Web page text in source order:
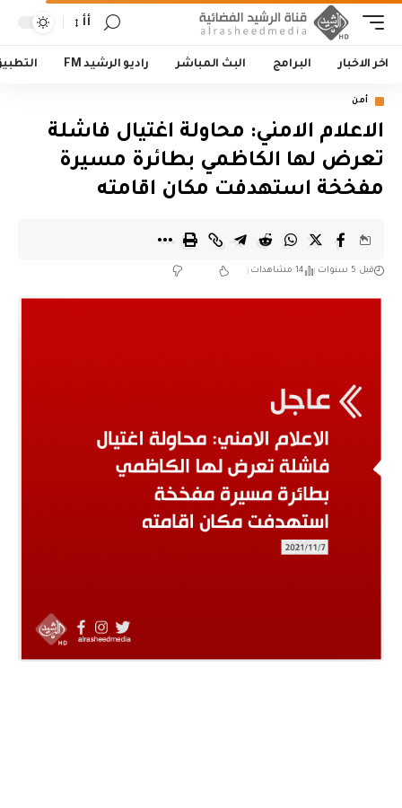
أأ
اخر الاخبار البرامج البث المباشر راديو الرشيد FM
أمن
الاعلام الامني: محاولة اغتيال فاشلة
تعرض لها الكاظمي بطائرة مسيرة
مفخخة استهدفت مكان اقامته
قبل 5 سنوات 14 مشاهدات